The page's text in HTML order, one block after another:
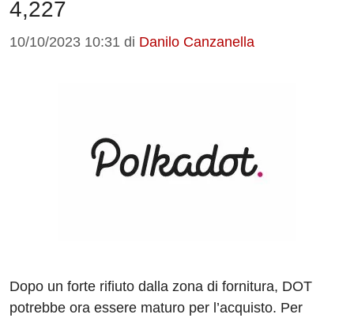
4,227
10/10/2023 10:31 di Danilo Canzanella
Dopo un forte rifiuto dalla zona di fornitura, DOT
potrebbe ora essere maturo per l’acquisto. Per